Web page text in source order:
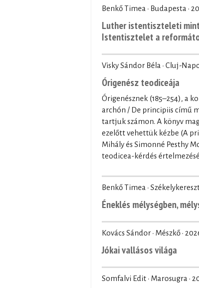
Benkő Timea · Budapesta ·
Luther istentiszteleti
Istentisztelet a
Visky Sándor Béla · Cluj-
Órigenész teodiceája
Órigenésznek (185–254), a
archón / De principiis című
tartjuk számon. A könyv
ezelőtt vehettük kézbe (A
Mihály és Simonné Pesthy
teodicea-kérdés
Benkő Timea ·
Éneklés mélységben,
Kovács Sándor · Mészkő ·
Jókai vallásos világa
Somfalvi Edit · Marosugra ·